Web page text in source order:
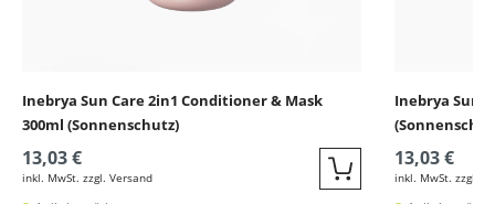
Inebrya Sun Care 2in1 Conditioner & Mask
300ml (Sonnenschutz)
13,03 €
inkl. MwSt. zzgl. Versand Quickbuy
Inebrya Sun
13,03 €
inkl. MwSt. zzgl.